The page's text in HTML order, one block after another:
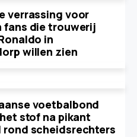
verrassing voor
fans die trouwerij
in
willen zien
voetbalbond
stof na pikant
rond scheidsrechters